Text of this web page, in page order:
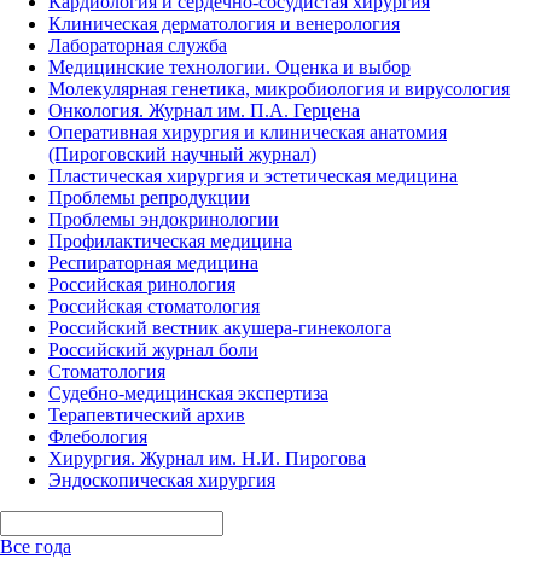
Клиническая дерматология и венерология
Лабораторная служба
Медицинские технологии. Оценка и выбор
Молекулярная генетика, микробиология и вирусология
Онкология. Журнал им. П.А. Герцена
Оперативная хирургия и клиническая анатомия
(Пироговский научный журнал)
Пластическая хирургия и эстетическая медицина
Проблемы репродукции
Проблемы эндокринологии
Профилактическая медицина
Респираторная медицина
Российская ринология
Российская стоматология
Российский вестник акушера-гинеколога
Российский журнал боли
Стоматология
Судебно-медицинская экспертиза
Терапевтический архив
Флебология
Хирургия. Журнал им. Н.И. Пирогова
Эндоскопическая хирургия
Все года